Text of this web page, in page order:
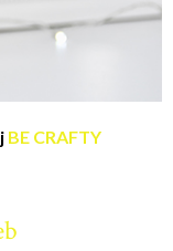
BE CRAFTY